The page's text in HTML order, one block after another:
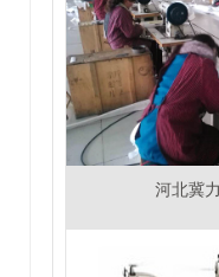
河北冀